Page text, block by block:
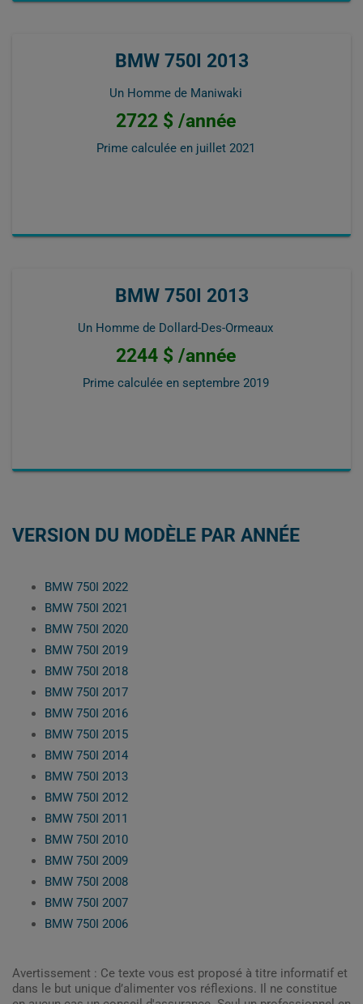
BMW 750I 2013
Un Homme de Maniwaki
2722 $ /année
Prime calculée en juillet 2021
BMW 750I 2013
Un Homme de Dollard-Des-Ormeaux
2244 $ /année
Prime calculée en septembre 2019
VERSION DU MODÈLE PAR ANNÉE
BMW 750I 2022
BMW 750I 2021
BMW 750I 2020
BMW 750I 2019
BMW 750I 2018
BMW 750I 2017
BMW 750I 2016
BMW 750I 2015
BMW 750I 2014
BMW 750I 2013
BMW 750I 2012
BMW 750I 2011
BMW 750I 2010
BMW 750I 2009
BMW 750I 2008
BMW 750I 2007
BMW 750I 2006
Avertissement : Ce texte vous est proposé à titre informatif et
dans le but unique d’alimenter vos réflexions. Il ne constitue